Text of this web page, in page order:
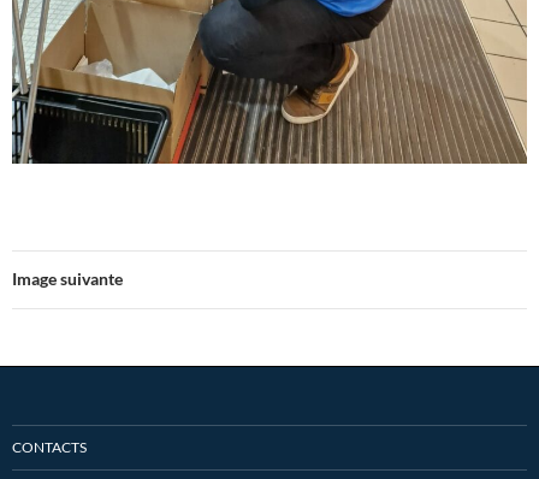
Image suivante
CONTACTS